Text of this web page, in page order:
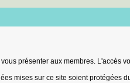
présenter aux membres. L'accès
mises sur ce site soient protégées